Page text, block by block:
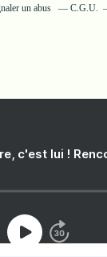
un abus C.G.U.
c'est lui !